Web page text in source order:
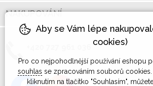
NAKUPOVÁNÍ
Aby se Vám lépe
cookies)
Pro co nejpohodlnější používání eshopu
souhlas se zpracováním souborů
kliknutím na tlačítko "Souhlasím",